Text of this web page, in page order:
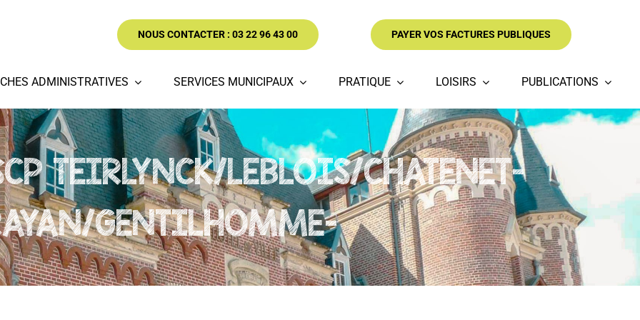
NOUS CONTACTER : 03 22 96 43 00 PAYER VOS FACTURES PUBLIQUES
ADMINISTRATIVES SERVICES MUNICIPAUX PRATIQUE LOISIRS PUBLICATIONS
TEIRLYNCK/LEBLOIS/CHATENET-
GENTILHOMME-